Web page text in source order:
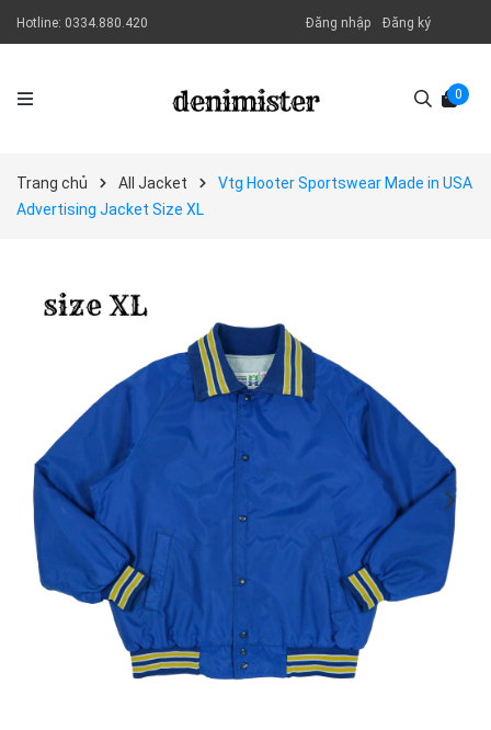
Hotline: 0334.880.420 Đăng nhập Đăng ký
0
Trang chủ All Jacket
Vtg Hooter Sportswear Made in USA
Advertising Jacket Size XL